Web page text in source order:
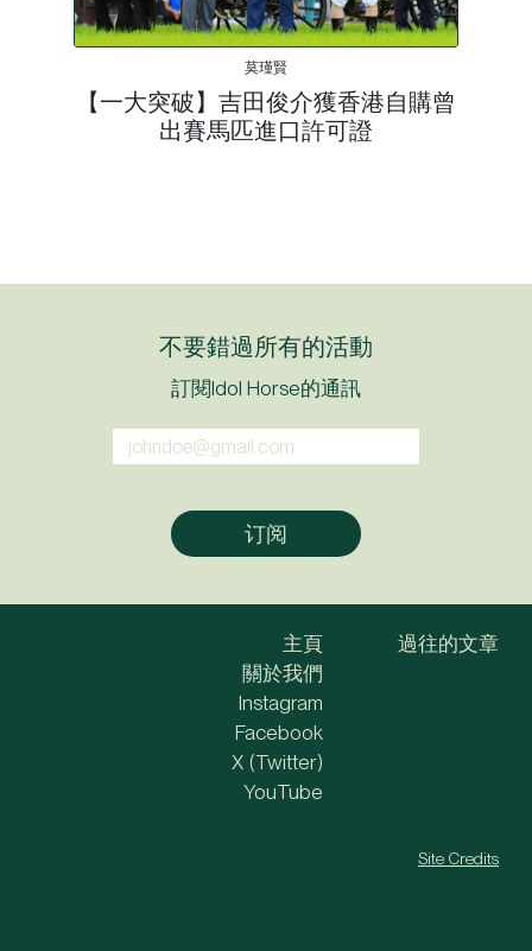
莫瑾賢
【一大突破】吉田俊介獲香港自購曾
出賽馬匹進口許可證
不要錯過所有的活動
訂閱Idol Horse的通訊
主頁
關於我們
過往的文章
Instagram
Facebook
X (Twitter)
YouTube
Site Credits